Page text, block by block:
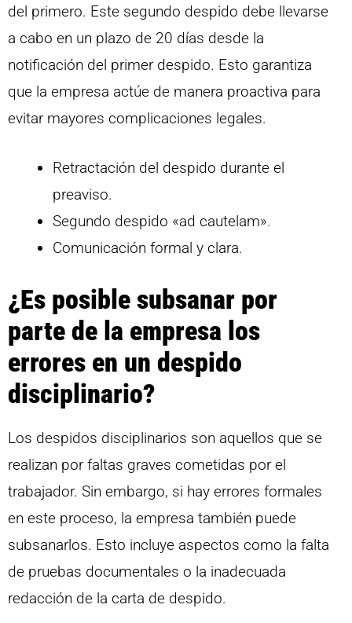
del primero. Este segundo despido debe llevarse
a cabo en un plazo de 20 días desde la
notificación del primer despido. Esto garantiza
que la empresa actúe de manera proactiva para
evitar mayores complicaciones legales.
Retractación del despido durante el
preaviso.
Segundo despido «ad cautelam».
Comunicación formal y clara.
¿Es posible subsanar por
parte de la empresa los
errores en un despido
disciplinario?
Los despidos disciplinarios son aquellos que se
realizan por faltas graves cometidas por el
trabajador. Sin embargo, si hay errores formales
en este proceso, la empresa también puede
subsanarlos. Esto incluye aspectos como la falta
de pruebas documentales o la inadecuada
redacción de la carta de despido.